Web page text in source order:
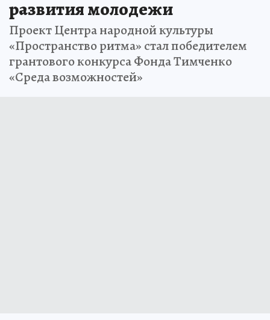
развития молодежи
Проект Центра народной культуры
«Пространство ритма» стал победителем
грантового конкурса Фонда Тимченко
«Среда возможностей»